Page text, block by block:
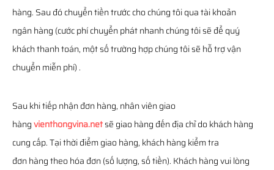
hàng. Sau đó chuyển tiền trước cho chúng tôi qua tài khoản
ngân hàng (cước phí chuyển phát nhanh chúng tôi sẽ để quý
khách thanh toán, một số trường hợp chúng tôi sẽ hỗ trợ vận
chuyển miễn phí) .
Sau khi tiếp nhận đơn hàng, nhân viên giao
hàngvienthongvina.netsẽ giao hàng đến địa chỉ do khách hàng
cung cấp. Tại thời điểm giao hàng, khách hàng kiểm tra
đơn hàng theo hóa đơn (số lượng, số tiền). Khách hàng vui lòng